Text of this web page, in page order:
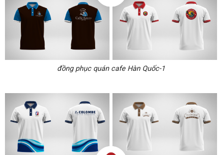
đồng phục quán cafe Hàn Quốc-1